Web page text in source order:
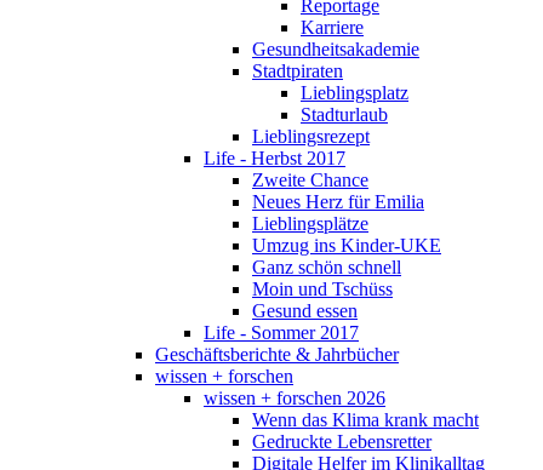
Reportage
Karriere
Gesundheitsakademie
Stadtpiraten
Lieblingsplatz
Stadturlaub
Lieblingsrezept
Life - Herbst 2017
Zweite Chance
Neues Herz für Emilia
Lieblingsplätze
Umzug ins Kinder-UKE
Ganz schön schnell
Moin und Tschüss
Gesund essen
Life - Sommer 2017
Geschäftsberichte & Jahrbücher
wissen + forschen
wissen + forschen 2026
Wenn das Klima krank macht
Gedruckte Lebensretter
Digitale Helfer im Klinikalltag